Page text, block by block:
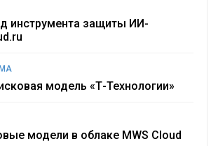
инструмента защиты ИИ-
модель «Т-Технологии»
модели в облаке MWS Cloud